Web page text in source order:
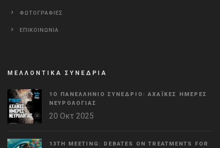
ΦΩΤΟΓΡΑΦΙΕΣ
ΕΠΙΚΟΙΝΩΝΙΑ
ΜΕΛΛΟΝΤΙΚΑ ΣΥΝΕΔΡΙΑ
1Ο ΠΑΝΕΛΛΉΝΙΟ ΣΥΝΈΔΡΙΟ: ΑΧΑΪΚΈΣ ΗΜΈΡΕΣ
ΝΕΥΡΟΛΟΓΊΑΣ
20 Οκτ 2025
13TH MEETING: DEBATES ON TREATMENTS FOR